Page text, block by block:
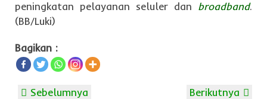
peningkatan pelayanan seluler dan broadband.
(BB/Luki)
Bagikan :
Berikutnya
Sebelumnya